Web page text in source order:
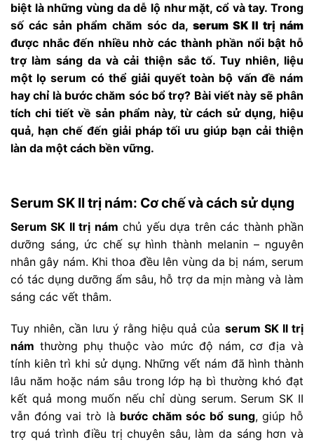
biệt là những vùng da dễ lộ như mặt, cổ và tay. Trong
số các sản phẩm chăm sóc da, serum SK II trị nám
được nhắc đến nhiều nhờ các thành phần nổi bật hỗ
trợ làm sáng da và cải thiện sắc tố. Tuy nhiên, liệu
một lọ serum có thể giải quyết toàn bộ vấn đề nám
hay chỉ là bước chăm sóc bổ trợ? Bài viết này sẽ phân
tích chi tiết về sản phẩm này, từ cách sử dụng, hiệu
quả, hạn chế đến giải pháp tối ưu giúp bạn cải thiện
làn da một cách bền vững.
Serum SK II trị nám: Cơ chế và cách sử dụng
Serum SK II trị nám chủ yếu dựa trên các thành phần
dưỡng sáng, ức chế sự hình thành melanin – nguyên
nhân gây nám. Khi thoa đều lên vùng da bị nám, serum
có tác dụng dưỡng ẩm sâu, hỗ trợ da mịn màng và làm
sáng các vết thâm.
Tuy nhiên, cần lưu ý rằng hiệu quả của serum SK II trị
nám thường phụ thuộc vào mức độ nám, cơ địa và
tính kiên trì khi sử dụng. Những vết nám đã hình thành
lâu năm hoặc nám sâu trong lớp hạ bì thường khó đạt
kết quả mong muốn nếu chỉ dùng serum. Serum SK II
vẫn đóng vai trò là bước chăm sóc bổ sung, giúp hỗ
trợ quá trình điều trị chuyên sâu, làm da sáng hơn và